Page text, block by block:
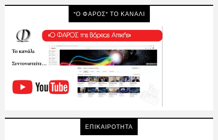
"Ο ΦΑΡΟΣ" ΤΟ ΚΑΝΑΛΙ
ΕΠΙΚΑΙΡΟΤΗΤΑ